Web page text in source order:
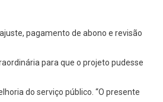
pagamento de abono e revisão
para que o projeto pudesse
do serviço público. “O presente